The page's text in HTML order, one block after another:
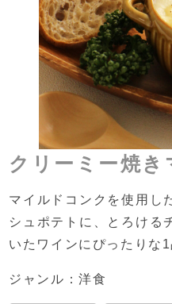
クリーミー焼き
マイルドコンクを使用し
シュポテトに、とろける
いたワインにぴったりな1
ジャンル：洋食